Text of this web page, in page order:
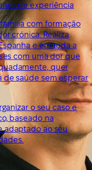
de experiência
com formação
crónica. Realiza
e em toda a
com uma dor que
quer
de saúde sem esperar
o seu caso e
baseado na
adaptado ao seu